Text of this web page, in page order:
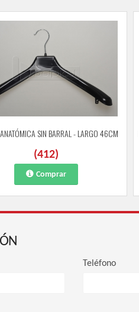
SIN BARRAL - LARGO 46CM
(412)
Comprar
Teléfono